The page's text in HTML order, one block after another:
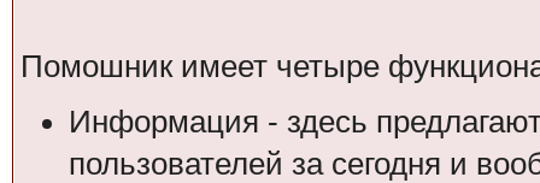
Помошник имеет четыре
Информация - здесь
пользователей за сегодня и